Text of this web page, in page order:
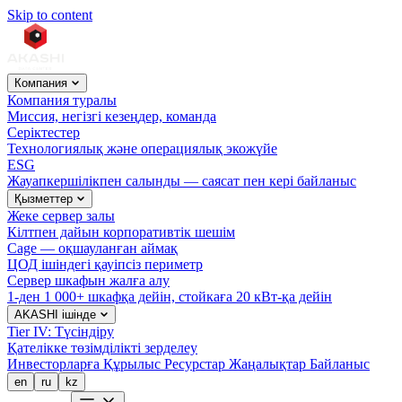
Skip to content
Компания
Компания туралы
Миссия, негізгі кезеңдер, команда
Серіктестер
Технологиялық және операциялық экожүйе
ESG
Жауапкершілікпен салынды — саясат пен кері байланыс
Қызметтер
Жеке сервер залы
Кілтпен дайын корпоративтік шешім
Cage — оқшауланған аймақ
ЦОД ішіндегі қауіпсіз периметр
Сервер шкафын жалға алу
1-ден 1 000+ шкафқа дейін, стойкаға 20 кВт-қа дейін
AKASHI ішінде
Tier IV: Түсіндіру
Қателікке төзімділікті зерделеу
Инвесторларға Құрылыс Ресурстар Жаңалықтар Байланыс
en ru kz